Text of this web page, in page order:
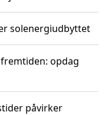
solenergiudbyttet
opdag
påvirker